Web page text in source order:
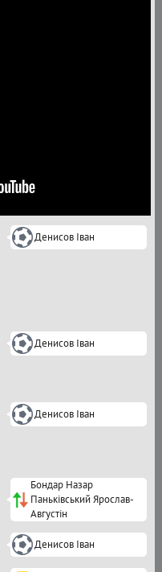
Денисов Іван
Денисов Іван
Денисов Іван
Бондар Назар
Паньківський Ярослав-
Августін
Денисов Іван